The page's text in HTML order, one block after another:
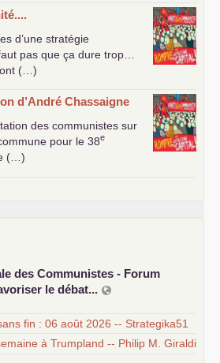
d’une stratégie
pas que ça dure trop…
(…)
d’André Chassaigne
des communistes sur
pour le 38e
(…)
des Communistes - Forum
le débat...
fin : 06 août 2026 -- Strategika51
à Trumpland -- Philip M. Giraldi